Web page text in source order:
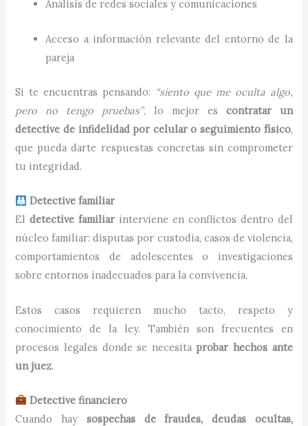
Análisis de redes sociales y comunicaciones
Acceso a información relevante del entorno de la
pareja
Si te encuentras pensando: “siento que me oculta algo,
pero no tengo pruebas”, lo mejor es contratar un
detective de infidelidad por celular o seguimiento físico,
que pueda darte respuestas concretas sin comprometer
tu integridad.
Detective familiar
Eldetective familiar interviene en conflictos dentro del
núcleo familiar: disputas por custodia, casos de violencia,
comportamientos de adolescentes o investigaciones
sobre entornos inadecuados para la convivencia.
Estos casos requieren mucho tacto, respeto y
conocimiento de la ley. También son frecuentes en
procesos legales donde se necesita probar hechos ante
un juez.
Detective financiero
Cuando hay sospechas de fraudes, deudas ocultas,